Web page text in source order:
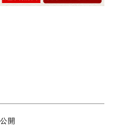
開